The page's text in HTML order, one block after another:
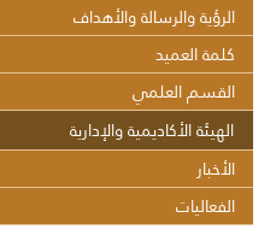
الرؤية والرسالة والأهداف
كلمة العميد
القسم العلمي
الهيئة الأكاديمية والإدارية
الأخبار
الفعاليات